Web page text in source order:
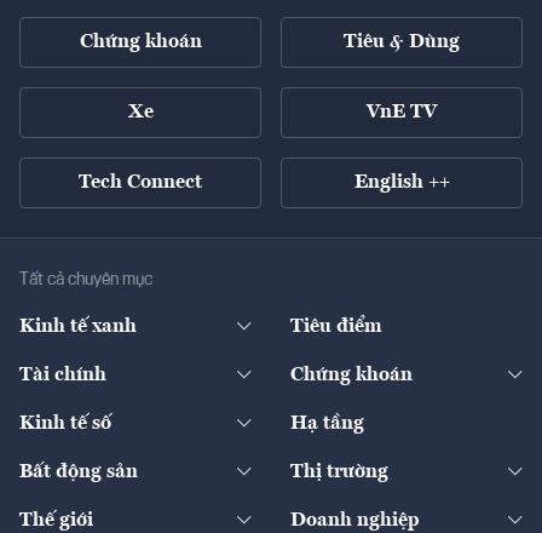
Chứng khoán Tiêu & Dùng
Xe VnE TV
Tech Connect English ++
Tất cả chuyên mục
Kinh tế xanh
Diễn đàn
Tiêu điểm
Tài chính
Ngân hàng
Chứng khoán
Doanh nghiệp niêm yết
Kinh tế số
Sản phẩm - Thị trường
Hạ tầng
Bất động sản
Chính sách
Thị trường
Thế giới Doanh nghiệp